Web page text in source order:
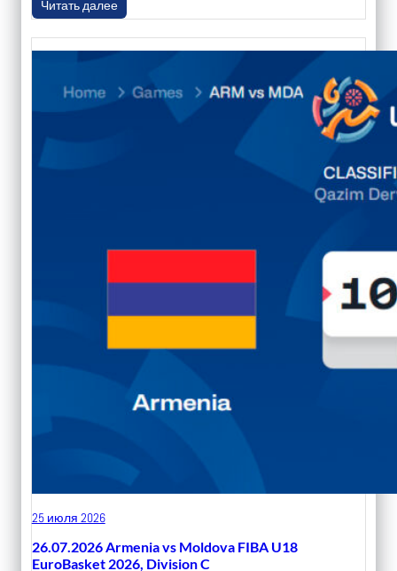
Читать далее
25 июля 2026
26.07.2026 Armenia vs Moldova FIBA U18
EuroBasket 2026, Division C